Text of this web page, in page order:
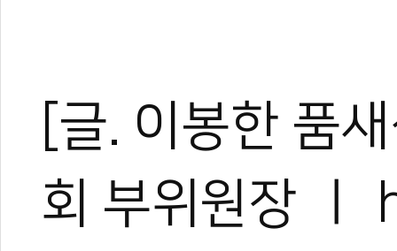
[글. 이봉한 품
회 부위원장